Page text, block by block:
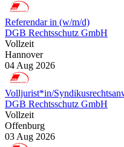
Referendar in (w/m/d)
DGB Rechtsschutz GmbH
Vollzeit
Hannover
04 Aug 2026
Volljurist*in/
DGB Rechtsschutz GmbH
Vollzeit
Offenburg
03 Aug 2026